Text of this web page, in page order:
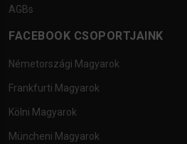
AGBs
FACEBOOK CSOPORTJAINK
Németországi Magyarok
Frankfurti Magyarok
Kölni Magyarok
Müncheni Magyarok